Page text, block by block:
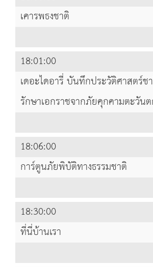
เคารพธงชาติ
18:01:00
เดอะไดอารี่ บันทึกประวัติศาสตร์
รักษาเอกราชจากภัยคุกคามตะวัน
18:06:00
การ์ตูนภัยพิบัติทางธรรมชาติ
18:30:00
ที่นี่บ้านเรา